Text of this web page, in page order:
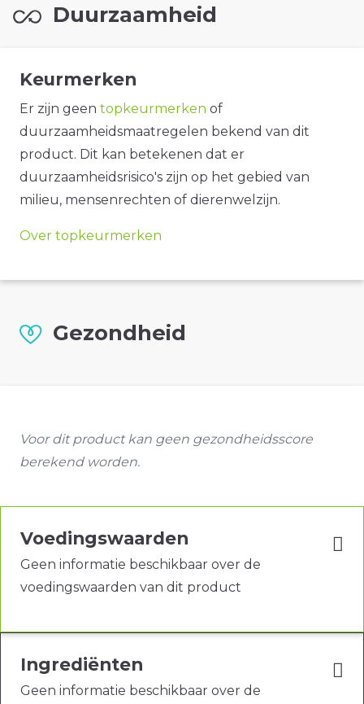
Duurzaamheid
Keurmerken
Er zijn geen topkeurmerken of
duurzaamheidsmaatregelen bekend van dit
product. Dit kan betekenen dat er
duurzaamheidsrisico's zijn op het gebied van
milieu, mensenrechten of dierenwelzijn.
Over topkeurmerken
Gezondheid
Voor dit product kan geen gezondheidsscore
berekend worden.
Voedingswaarden
Geen informatie beschikbaar over de
voedingswaarden van dit product
Ingrediënten
Geen informatie beschikbaar over de